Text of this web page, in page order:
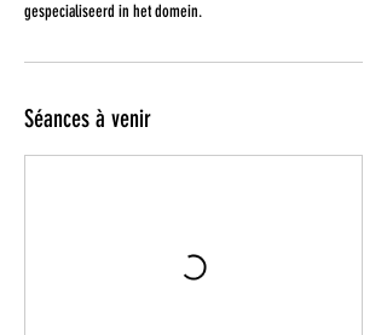
gespecialiseerd in het domein.
Séances à venir